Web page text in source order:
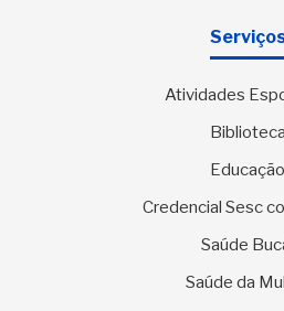
Atividades
Biblioteca
Educação
Credencial Sesc
Saúde
Saúde da